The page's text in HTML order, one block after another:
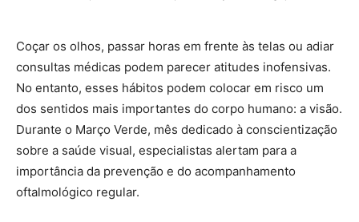
Coçar os olhos, passar horas em frente às telas ou adiar
consultas médicas podem parecer atitudes inofensivas.
No entanto, esses hábitos podem colocar em risco um
dos sentidos mais importantes do corpo humano: a visão.
Durante o Março Verde, mês dedicado à conscientização
sobre a saúde visual, especialistas alertam para a
importância da prevenção e do acompanhamento
oftalmológico regular.